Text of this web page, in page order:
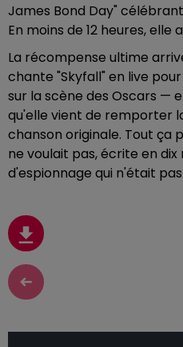
James Bond Day"
En moins de 12 heures,
La récompense ultime
chante "Skyfall" en live
sur la scène des Oscars —
qu'elle vient de remporter
chanson originale. Tout ça
ne voulait pas, écrite en
d'espionnage qui n'était